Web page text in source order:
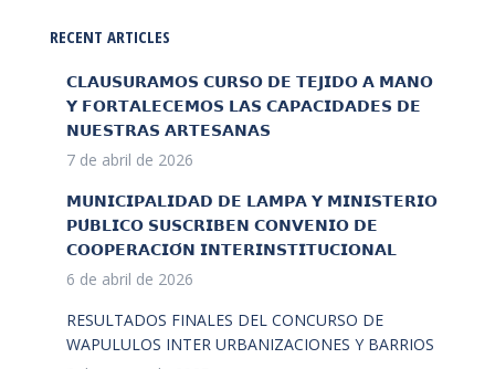
RECENT ARTICLES
𝗖𝗟𝗔𝗨𝗦𝗨𝗥𝗔𝗠𝗢𝗦 𝗖𝗨𝗥𝗦𝗢 𝗗𝗘 𝗧𝗘𝗝𝗜𝗗𝗢 𝗔 𝗠𝗔𝗡𝗢
𝗬 𝗙𝗢𝗥𝗧𝗔𝗟𝗘𝗖𝗘𝗠𝗢𝗦 𝗟𝗔𝗦 𝗖𝗔𝗣𝗔𝗖𝗜𝗗𝗔𝗗𝗘𝗦 𝗗𝗘
𝗡𝗨𝗘𝗦𝗧𝗥𝗔𝗦 𝗔𝗥𝗧𝗘𝗦𝗔𝗡𝗔𝗦
7 de abril de 2026
𝗠𝗨𝗡𝗜𝗖𝗜𝗣𝗔𝗟𝗜𝗗𝗔𝗗 𝗗𝗘 𝗟𝗔𝗠𝗣𝗔 𝗬 𝗠𝗜𝗡𝗜𝗦𝗧𝗘𝗥𝗜𝗢
𝗣𝗨́𝗕𝗟𝗜𝗖𝗢 𝗦𝗨𝗦𝗖𝗥𝗜𝗕𝗘𝗡 𝗖𝗢𝗡𝗩𝗘𝗡𝗜𝗢 𝗗𝗘
𝗖𝗢𝗢𝗣𝗘𝗥𝗔𝗖𝗜𝗢́𝗡 𝗜𝗡𝗧𝗘𝗥𝗜𝗡𝗦𝗧𝗜𝗧𝗨𝗖𝗜𝗢𝗡𝗔𝗟
6 de abril de 2026
RESULTADOS FINALES DEL CONCURSO DE
WAPULULOS INTER URBANIZACIONES Y BARRIOS